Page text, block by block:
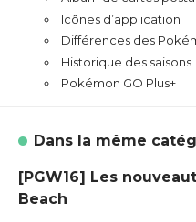
Icônes d’application
Différences des
Historique des saisons
Pokémon GO Plus+
Dans la même
[PGW16] Les
Beach